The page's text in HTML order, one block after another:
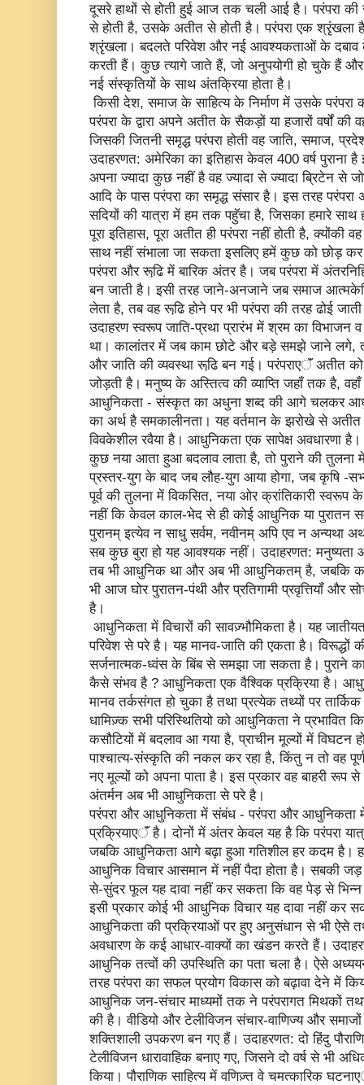
दूसरे हाथों से होती हुई आज तक चली आई है। परंपरा की
से होती है, उसके अतीत से होती है। परंपरा एक
श्रृंखला। बदलते परिवेश और नई आवश्यकताओं के
करती हैं। कुछ त्यागे जाते हैं, जो अनुपयोगी हो चुके हैं
नई संस्कृतियों के साथ अंतक्रिया होता है।
किसी देश, समाज के साहित्य के निर्माण में उसके परंपरा
परंपरा के द्वारा अपने अतीत के सैकड़ों या हजारों वर्षों की
जिसकी जितनी समृद्ध परंपरा होती वह जाति, समाज,
उदाहरणत: अमेरिका का इतिहास केवल 400 वर्ष पुराना
अपना ज्यादा कुछ नहीं है वह ज्यादा से ज्यादा ब्रिटेन
आदि के पास परंपरा का समृद्ध संसार है। इस तरह परंपरा
सदियों की यात्रा में हम तक पहॅुचा है, जिसका हमारे साथ
पूरा इतिहास, पूरा अतीत ही परंपरा नहीं होती है, क्योंकी
साथ नहीं संभाला जा सकता इसलिए हमें कुछ को छोड़ कर
परंपरा और रूढि़ में बारिक अंतर है। जब परंपरा में
बन जाती है। इसी तरह जाने-अनजाने जब समाज
लेता है, तब वह रूढि़ होने पर भी परंपरा की तरह ढोई
उदाहरण स्वरूप जाति-प्रथा प्रारंभ में श्रम का
था। कालांतर में जब काम छोटे और बड़े समझे जाने लगे,
और जाति की व्यवस्था रूढि़ बन गई। परंपराएॅं अतीत
जोड़ती है। मनुष्य के अस्तित्व की व्याप्ति जहॉं तक है,
आधुनिकता - संस्कृत का अधुना शब्द की आगे चलकर
का अर्थ है समकालीनता। यह वर्तमान के झरोखे से अतीत
विवकेशील रवैया है। आधुनिकता एक सापेक्ष अवधारणा
कुछ नया आता हुआ बदलाव लाता है, तो पुराने की तुलना
प्रस्तर-युग के बाद जब लौह-युग आया होगा, जब कृषि -
पूर्व की तुलना में विकसित, नया ओर क्रांतिकारी
नहीं कि केवल काल-भेद से ही कोई आधुनिक या पुरातन
पुरानम् इत्येव न साधु सर्वम, नवीनम् अपि एव न अन्यथा
सब कुछ बुरा हो यह आवश्यक नहीं। उदाहरणत: मनुष्यता
तब भी आधुनिक था और अब भी आधुनिकतम् है, जबकि
भी आज घोर पुरातन-पंथी और प्रतिगामी प्रवृत्तियॉं
है।
आधुनिकता में विचारों की सावज़्भौमिकता है। यह
परिवेश से परे है। यह मानव-जाति की एकता है।
सर्जनात्मक-ध्वंस के बिंब से समझा जा सकता है। पुराने
कैसे संभव है ? आधुनिकता एक वैश्विक प्रक्रिया है।
मानव तर्कसंगत हो चुका है तथा प्रत्येक तथ्यों पर
धामिज़्क सभी परिस्थितियो को आधुनिकता ने प्रभावित
कसौटियों में बदलाव आ गया है, प्राचीन मूल्यों में विघटन
पाश्चात्य-संस्कृति की नकल कर रहा है, किंतु न तो वह
नए मूल्यों को अपना पाता है। इस प्रकार वह बाहरी
अंतर्मन अब भी आधुनिकता से परे है।
परंपरा और आधुनिकता में संबंध - परंपरा और आधुनिकता में
प्रक्रियाएॅं है। दोनों में अंतर केवल यह है कि परंपरा
जबकि आधुनिकता आगे बढ़ा हुआ गतिशील हर कदम है।
आधुनिक विचार आसमान में नहीं पैदा होता है। सबकी
से-सुंदर फूल यह दावा नहीं कर सकता कि वह पेड़ से
इसी प्रकार कोई भी आधुनिक विचार यह दावा नहीं कर
आधुनिकता की प्रक्रियाओं पर हुए अनुसंधान से भी ऐसे
अवधारण के कई आधार-वाक्यों का खंडन करते हैं।
आधुनिक तत्वों की उपस्थिति का पता चला है। ऐसे
तरह परंपरा का सफल प्रयोग विकास को बढ़ावा देने में
आधुनिक जन-संचार माध्यमों तक ने परंपरागत मिथकों
की है। वीडियो और टेलीविजन संचार-वाणिज्य और
शक्तिशाली उपकरण बन गए हैं। उदाहरणत: दो हिंदु
टेलीविजन धारावाहिक बनाए गए, जिसने दो वर्ष से भी
किया। पौराणिक साहित्य में वणिज़्त वे चमत्कारिक